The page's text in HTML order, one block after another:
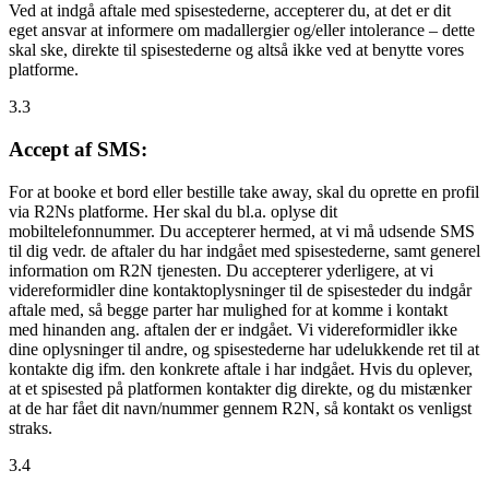
Ved at indgå aftale med spisestederne, accepterer du, at det er dit
eget ansvar at informere om madallergier og/eller intolerance – dette
skal ske, direkte til spisestederne og altså ikke ved at benytte vores
platforme.
3.3
Accept af SMS:
For at booke et bord eller bestille take away, skal du oprette en profil
via R2Ns platforme. Her skal du bl.a. oplyse dit
mobiltelefonnummer. Du accepterer hermed, at vi må udsende SMS
til dig vedr. de aftaler du har indgået med spisestederne, samt generel
information om R2N tjenesten. Du accepterer yderligere, at vi
videreformidler dine kontaktoplysninger til de spisesteder du indgår
aftale med, så begge parter har mulighed for at komme i kontakt
med hinanden ang. aftalen der er indgået. Vi videreformidler ikke
dine oplysninger til andre, og spisestederne har udelukkende ret til at
kontakte dig ifm. den konkrete aftale i har indgået. Hvis du oplever,
at et spisested på platformen kontakter dig direkte, og du mistænker
at de har fået dit navn/nummer gennem R2N, så kontakt os venligst
straks.
3.4